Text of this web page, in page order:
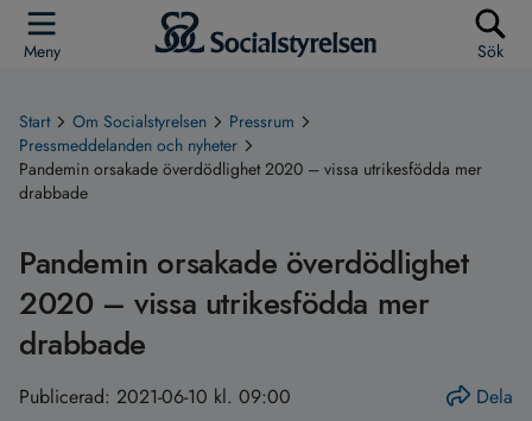
Meny Sök
Start Om Socialstyrelsen
Pressrum
Pressmeddelanden och nyheter
Pandemin orsakade överdödlighet 2020 – vissa utrikesfödda mer
drabbade
Pandemin orsakade överdödlighet
2020 – vissa utrikesfödda mer
drabbade
Publicerad: 2021-06-10 kl. 09:00 Dela